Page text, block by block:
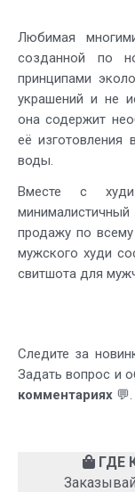
Любимая
созданной по
принципами
украшений и не
она содержит
её изготовления
воды.
Вместе с
продажу по
мужского худи
свитшота для
Следите за
Задать вопрос и
комментариях 💬.
ГДЕ